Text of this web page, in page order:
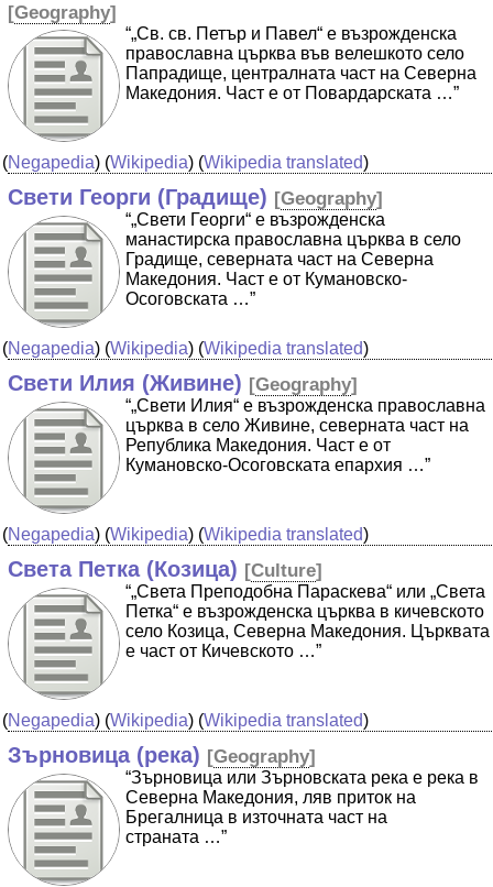
[Geography]
“„Св. св. Петър и Павел“ е възрожденска
православна църква във велешкото село
Папрадище, централната част на Северна
Македония. Част е от Повардарската …”
(Negapedia) (Wikipedia) (Wikipedia translated)
Свети Георги (Градище) [Geography]
“„Свети Георги“ е възрожденска
манастирска православна църква в село
Градище, северната част на Северна
Македония. Част е от Кумановско-
Осоговската …”
(Negapedia) (Wikipedia) (Wikipedia translated)
Свети Илия (Живине) [Geography]
“„Свети Илия“ е възрожденска православна
църква в село Живине, северната част на
Република Македония. Част е от
Кумановско-Осоговската епархия …”
(Negapedia) (Wikipedia) (Wikipedia translated)
Света Петка (Козица) [Culture]
“„Света Преподобна Параскева“ или „Света
Петка“ е възрожденска църква в кичевското
село Козица, Северна Македония. Църквата
е част от Кичевското …”
(Negapedia) (Wikipedia) (Wikipedia translated)
Зърновица (река) [Geography]
“Зърновица или Зърновската река е река в
Северна Македония, ляв приток на
Брегалница в източната част на
страната …”